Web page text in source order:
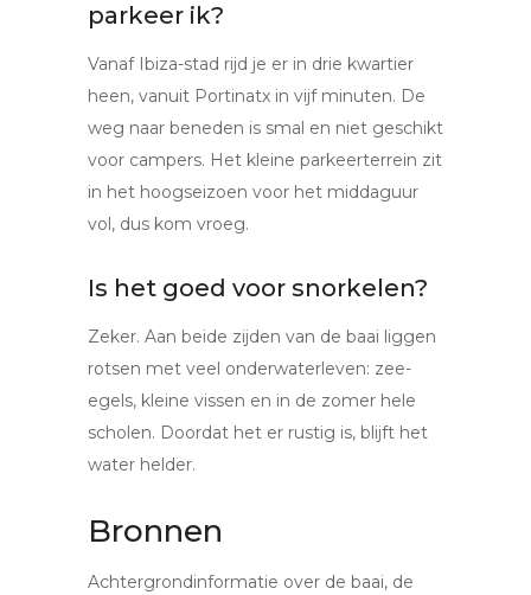
parkeer ik?
Vanaf Ibiza-stad rijd je er in drie kwartier
heen, vanuit Portinatx in vijf minuten. De
weg naar beneden is smal en niet geschikt
voor campers. Het kleine parkeerterrein zit
in het hoogseizoen voor het middaguur
vol, dus kom vroeg.
Is het goed voor snorkelen?
Zeker. Aan beide zijden van de baai liggen
rotsen met veel onderwaterleven: zee-
egels, kleine vissen en in de zomer hele
scholen. Doordat het er rustig is, blijft het
water helder.
Bronnen
Achtergrondinformatie over de baai, de